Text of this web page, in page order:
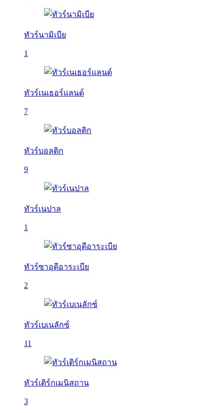
ทัวร์นามิเบีย
1
ทัวร์เนเธอร์แลนด์
7
ทัวร์บอลติก
9
ทัวร์เนปาล
1
ทัวร์ซาอุดีอาระเบีย
2
ทัวร์เบเนลักซ์
11
ทัวร์เติร์กเมนิสถาน
3